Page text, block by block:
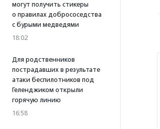
могут получить стикеры
о правилах добрососедства
с бурыми медведями
18:02
Для родственников
пострадавших в результате
атаки беспилотников под
Геленджиком открыли
горячую линию
16:58